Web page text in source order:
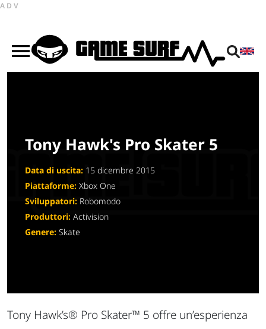
ADV
Tony Hawk's Pro Skater 5
Data di uscita: 15 dicembre 2015
Piattaforme: Xbox One
Sviluppatori: Robomodo
Produttori: Activision
Genere: Skate
Tony Hawk’s® Pro Skater™ 5 offre un’esperienza